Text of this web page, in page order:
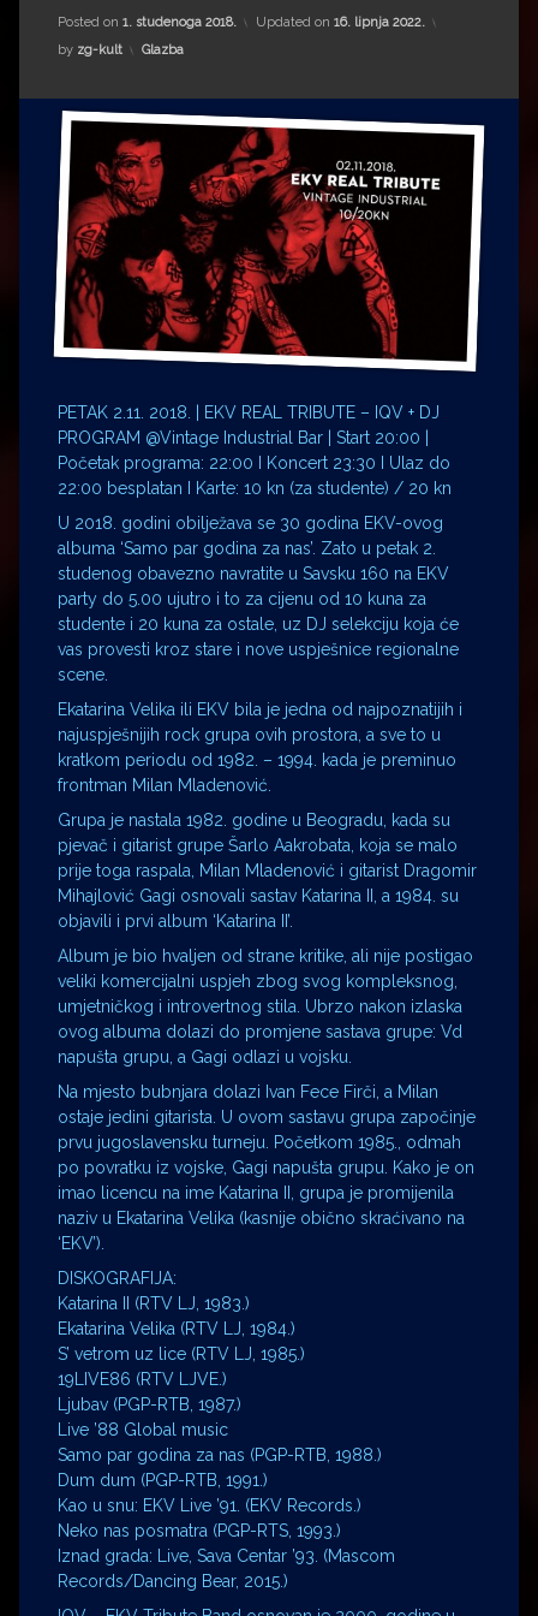
Drugi autori
Drugi autori
Matea Andrić
Ljiljana Lekanić-Kljaić
Željko Krznarić
Mario Lovreković
Miroslav Šantek
Posted on 1. studenoga 2018. Updated on 16. lipnja 2022.
by zg-kult Kategorije:
Glazba
PETAK 2.11. 2018. | EKV REAL TRIBUTE – IQV + DJ
PROGRAM @Vintage Industrial Bar | Start 20:00 |
Početak programa: 22:00 I Koncert 23:30 I Ulaz do
22:00 besplatan I Karte: 10 kn (za studente) / 20 kn
U 2018. godini obilježava se 30 godina EKV-ovog
albuma ‘Samo par godina za nas’. Zato u petak 2.
studenog obavezno navratite u Savsku 160 na EKV
party do 5.00 ujutro i to za cijenu od 10 kuna za
studente i 20 kuna za ostale, uz DJ selekciju koja će
vas provesti kroz stare i nove uspješnice regionalne
scene.
Ekatarina Velika ili EKV bila je jedna od najpoznatijih i
najuspješnijih rock grupa ovih prostora, a sve to u
kratkom periodu od 1982. – 1994. kada je preminuo
frontman Milan Mladenović.
Grupa je nastala 1982. godine u Beogradu, kada su
pjevač i gitarist grupe Šarlo Aakrobata, koja se malo
prije toga raspala, Milan Mladenović i gitarist Dragomir
Mihajlović Gagi osnovali sastav Katarina II, a 1984. su
objavili i prvi album ‘Katarina II’.
Album je bio hvaljen od strane kritike, ali nije postigao
veliki komercijalni uspjeh zbog svog kompleksnog,
umjetničkog i introvertnog stila. Ubrzo nakon izlaska
ovog albuma dolazi do promjene sastava grupe: Vd
napušta grupu, a Gagi odlazi u vojsku.
Na mjesto bubnjara dolazi Ivan Fece Firči, a Milan
ostaje jedini gitarista. U ovom sastavu grupa započinje
prvu jugoslavensku turneju. Početkom 1985., odmah
po povratku iz vojske, Gagi napušta grupu. Kako je on
imao licencu na ime Katarina II, grupa je promijenila
naziv u Ekatarina Velika (kasnije obično skraćivano na
‘EKV’).
DISKOGRAFIJA:
Katarina II (RTV LJ, 1983.)
Ekatarina Velika (RTV LJ, 1984.)
S’ vetrom uz lice (RTV LJ, 1985.)
19LIVE86 (RTV LJVE.)
Ljubav (PGP-RTB, 1987.)
Live ’88 Global music
Samo par godina za nas (PGP-RTB, 1988.)
Dum dum (PGP-RTB, 1991.)
Kao u snu: EKV Live ’91. (EKV Records.)
Neko nas posmatra (PGP-RTS, 1993.)
Iznad grada: Live, Sava Centar ’93. (Mascom
Records/Dancing Bear, 2015.)